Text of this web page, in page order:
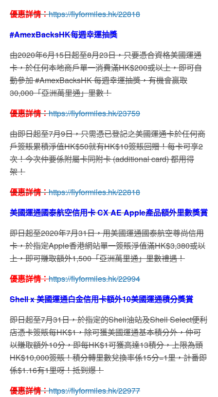
優惠詳情：https://flyformiles.hk/22818
#AmexBacksHK每週幸運抽獎
由2020年6月15日起至8月23日，只要憑合資格美國運通
卡，於任何本地商戶單一消費滿HK$200或以上，即可自
動參加 #AmexBacksHK 每週幸運抽獎，有機會贏取
30,000「亞洲萬里通」里數！
優惠詳情：https://flyformiles.hk/23759
由即日起至7月9日，只需憑已登記之美國運通卡於任何商
戶簽賬累積淨值HK$50就有HK$10簽賬回贈！每卡可享2
次！今次仲要係附屬卡同附卡 (additional card) 都用得
架！
優惠詳情：https://flyformiles.hk/22818
美國運通國泰航空信用卡 CX AE Apple產品額外里數獎賞
即日起至2020年7月31日，用美國運通國泰航空尊尚信用
卡，於指定Apple香港網站單一簽賬淨值滿HK$3,380或以
上，即可賺取額外1,500「亞洲萬里通」里數禮遇！
優惠詳情：https://flyformiles.hk/22994
Shell x 美國運通白金信用卡額外10美國運通積分獎賞
即日起至7月31日，於指定的Shell油站及Shell Select便利
店憑卡簽賬每HK$1，除可獲美國運通基本積分外，仲可
以賺取額外10分，即每HK$1可獲高達13積分，上限為頭
HK$10,000簽賬！積分轉里數兌換率係15分=1里，計番即
係$1.16有1里呀！抵到爆！
優惠詳情：https://flyformiles.hk/22977